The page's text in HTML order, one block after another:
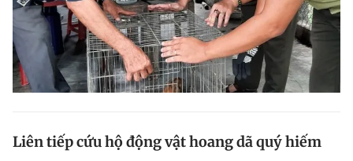
Liên tiếp cứu hộ động vật hoang dã quý hiếm